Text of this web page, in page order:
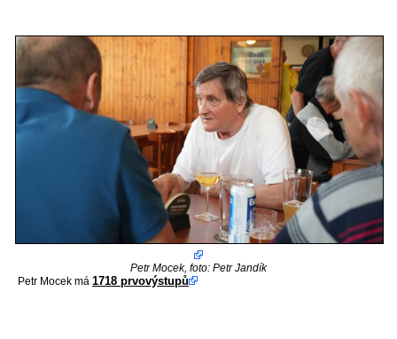
Petr Mocek, foto: Petr Jandík
Petr Mocek má 1718 prvovýstupů